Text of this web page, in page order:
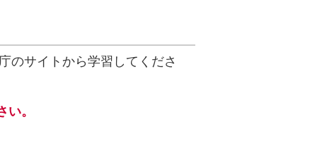
のサイトから学習してくださ
。